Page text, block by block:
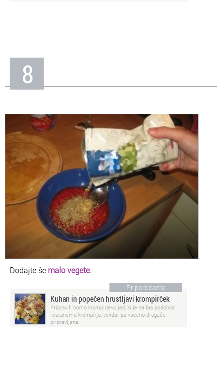
8
Dodajte še malo vegete.
Priporočamo
Kuhan in popečen hrustljavi krompirček
Pripravili bomo krompirjevo jed, ki je na las podobna
restanemu krompirju, vendar pa vseeno drugače
pripravljena.